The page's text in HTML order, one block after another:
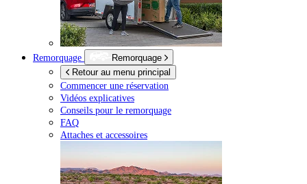
Remorquage
Remorquage
Retour au menu principal
Commencer une réservation
Vidéos explicatives
Conseils pour le remorquage
FAQ
Attaches et accessoires